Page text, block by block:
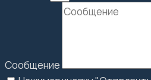
Сообщение